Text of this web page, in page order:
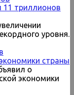
11 триллионов
уровня.
страны
о
экономики